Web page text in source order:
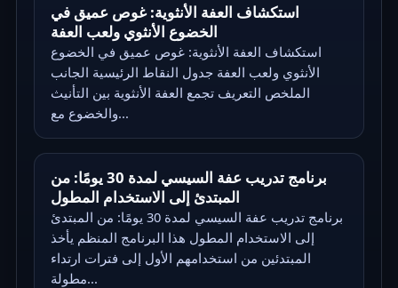
استكشاف العفة الأنثوية: غوص عميق في
الخضوع الأنثوي ولعب العفة
استكشاف العفة الأنثوية: غوص عميق في الخضوع
الأنثوي ولعب العفة جدول النقاط الرئيسية الجانب
الملخص التعريف تجمع العفة الأنثوية بين التأنيث
والخضوع مع...
برنامج تدريب عفة السيسي لمدة 30 يومًا: من
المبتدئ إلى الاستخدام المطول
برنامج تدريب عفة السيسي لمدة 30 يومًا: من المبتدئ
إلى الاستخدام المطول هذا البرنامج المنظم يأخذ
المبتدئين من استخدامهم الأول إلى فترات ارتداء
مطولة...